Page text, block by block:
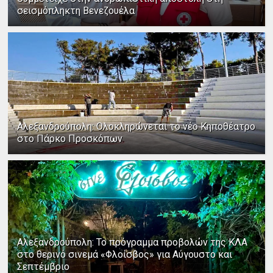
σεισμόπληκτη Βενεζουέλα
Αλεξανδρούπολη: Ολοκληρώνεται το νέο Κηποθέατρο
στο Πάρκο Προσκόπων
Αλεξανδρούπολη: Το πρόγραμμα προβολών της ΚΛΑ
στο θερινό σινεμά «Φλοίσβος» για Αύγουστο και
Σεπτέμβριο